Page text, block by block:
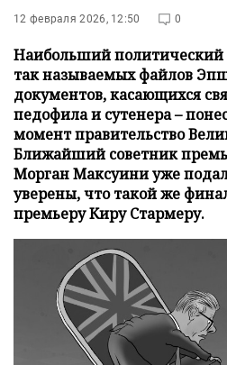
12 февраля 2026, 12:50 0
Наибольший политический
так называемых файлов
документов, касающихся
педофила и сутенера –
момент правительство
Ближайший советник
Морган Максуини уже
уверены, что такой же
премьеру Киру Стармеру.